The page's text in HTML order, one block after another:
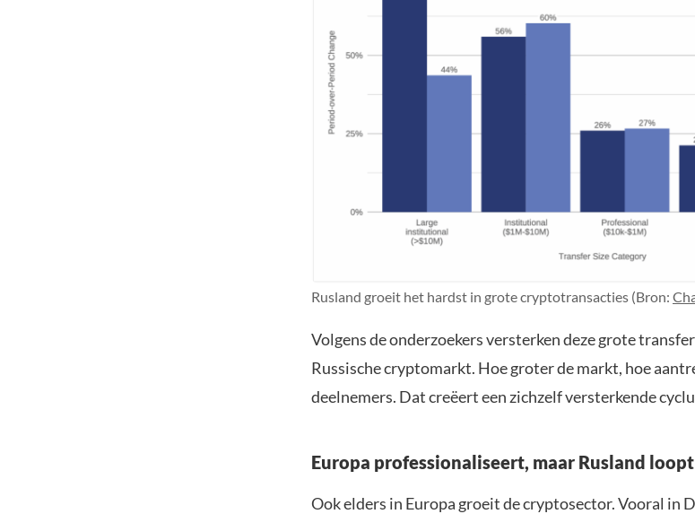
Rusland groeit het hardst in grote cryptotransacties (Bron:
Volgens de onderzoekers versterken deze grote
Russische cryptomarkt. Hoe groter de markt, hoe
deelnemers. Dat creëert een zichzelf versterkende
Europa professionaliseert, maar Rusland
Ook elders in Europa groeit de cryptosector. Vooral in